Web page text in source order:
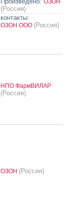
(Россия)
контакты:
ОЗОН ООО (Россия)
НПО ФармВИЛАР
(Россия)
ОЗОН (Россия)